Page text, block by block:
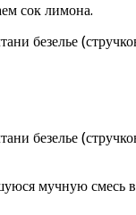
сок лимона.
мучную смесь в